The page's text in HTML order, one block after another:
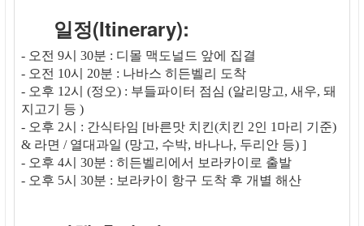
일정(Itinerary):
- 오전 9시 30분 : 디몰 맥도널드 앞에 집결
- 오전 10시 20분 : 나바스 히든벨리 도착
- 오후 12시 (정오) : 부들파이터 점심 (알리망고, 새우, 돼
지고기 등 )
- 오후 2시 : 간식타임 [바른맛 치킨(치킨 2인 1마리 기준)
& 라면 / 열대과일 (망고, 수박, 바나나, 두리안 등) ]
- 오후 4시 30분 : 히든벨리에서 보라카이로 출발
- 오후 5시 30분 : 보라카이 항구 도착 후 개별 해산